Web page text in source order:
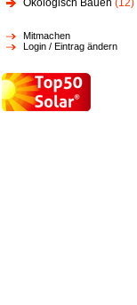
Ökologisch Bauen (12)
Mitmachen
Login / Eintrag ändern